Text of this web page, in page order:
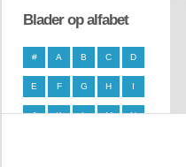
Blader op alfabet
# A B C D
E F G H I
J K L M N